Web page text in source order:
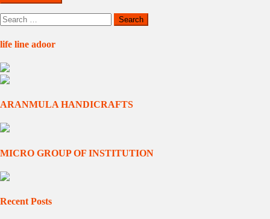
Search
for:
life line adoor
ARANMULA HANDICRAFTS
MICRO GROUP OF INSTITUTION
Recent Posts